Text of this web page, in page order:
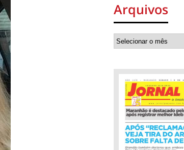
Arquivos